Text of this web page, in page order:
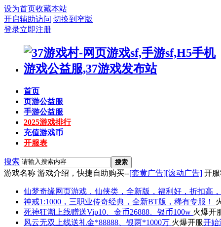
设为首页收藏本站
开启辅助访问 切换到窄版
登录立即注册
首页
页游公益服
手游公益服
2025游戏排行
充值游戏币
开服表
搜索 搜索
游戏名称 游戏介绍，快捷自助购买--[套黄广告][滚动广告] 开
仙梦奇缘网页游戏，仙侠类，全新版，福利好，折扣高
神戒1:1000，三职业传奇经典，全新BT版，稀有专服！
死神狂潮 上线赠送Vip10、金币26888、银币100w 火爆开
风云无双 上线送礼金*88888、银两*1000万 火爆开服开始